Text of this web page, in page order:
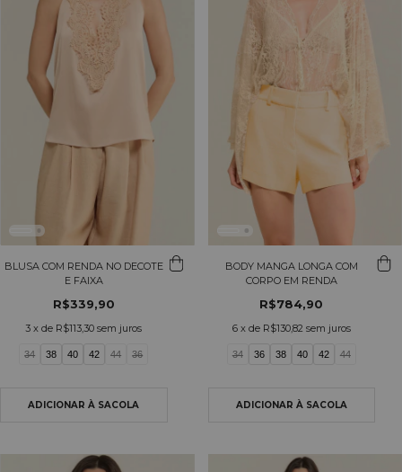
BLUSA COM RENDA NO DECOTE
E FAIXA
R$339,90
3 x de R$113,30 sem juros
34 38 40 42 44 36
BODY MANGA LONGA COM
CORPO EM RENDA
R$784,90
6 x de R$130,82 sem juros
34 36 38 40 42 44